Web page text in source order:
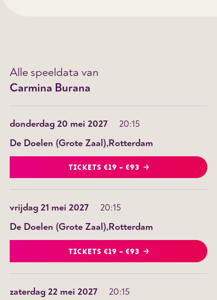
Alle speeldata van
Carmina Burana
donderdag 20 mei 2027
20:15
Rotterdam
De Doelen (Grote Zaal)
TICKETS €19 - €93
vrijdag 21 mei 2027
20:15
Rotterdam
De Doelen (Grote Zaal)
TICKETS €19 - €93
zaterdag 22 mei 2027
20:15